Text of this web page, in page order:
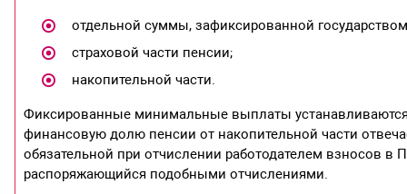
отдельной суммы, зафиксированной
страховой части пенсии;
накопительной части.
Фиксированные минимальные выплаты
финансовую долю пенсии от накопительной части
обязательной при отчислении работодателем взносов
распоряжающийся подобными отчислениями.